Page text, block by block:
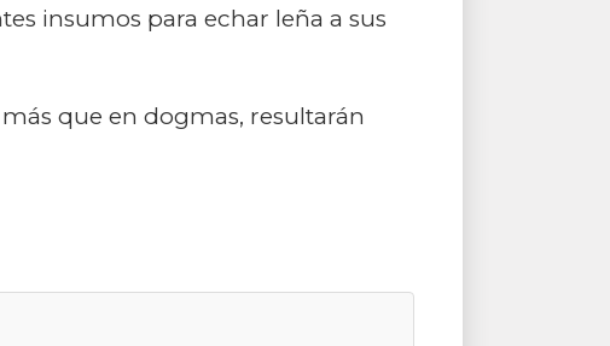
insumos para echar leña a sus
que en dogmas, resultarán